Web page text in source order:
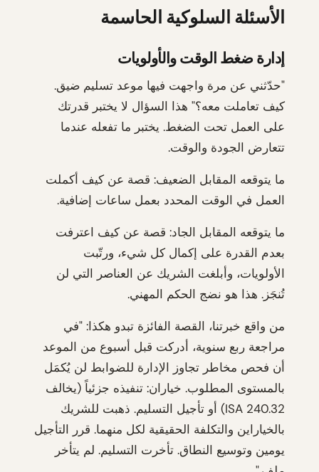
الأسئلة السلوكية الحاسمة
إدارة ضغط الوقت والأولويات
"حدّثني عن مرة واجهت فيها موعد تسليم ضيق.
كيف تعاملت معه؟" هذا السؤال لا يختبر قدرتك
على العمل تحت الضغط. يختبر ما تفعله عندما
تتعارض الجودة والوقت.
ما يتوقعه المقابل الضعيف: قصة عن كيف أكملت
العمل في الوقت المحدد بعمل ساعات إضافية.
ما يتوقعه المقابل الجاد: قصة عن كيف اعترفت
بعدم القدرة على إكمال كل شيء، ورتّبت
الأولويات، وأبلغت الشريك عن العناصر التي لن
تُنجَز. هذا هو نضج الحكم المهني.
من واقع خبرتنا، القصة الفائزة تبدو هكذا: "في
مراجعة ربع سنوية، أدركت قبل أسبوع من الموعد
أن فحص مخاطر تجاوز الإدارة للضوابط لن يُكمَل
بالمستوى المطلوب. خياران: تنفيذه جزئياً (يخالف
ISA 240.32) أو تأجيل التسليم. ذهبت للشريك
بالخياراين والتكلفة الحقيقية لكل منهما. قرر التأجيل
يومين وتوسيع النطاق. تأخرت التسليم. لم يتأخر